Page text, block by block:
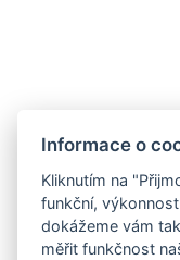
Informace o
Kliknutím na
funkční,
dokážeme vám
měřit funkčnost